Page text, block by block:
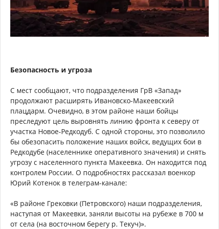
Безопасность и угроза
С мест сообщают, что подразделения ГрВ «Запад»
продолжают расширять Ивановско-Макеевский
плацдарм. Очевидно, в этом районе наши бойцы
преследуют цель выровнять линию фронта к северу от
участка Новое-Редкодуб. С одной стороны, это позволило
бы обезопасить положение наших войск, ведущих бои в
Редкодубе (населеннике оперативного значения) и снять
угрозу с населенного пункта Макеевка. Он находится под
контролем России. О подробностях рассказал военкор
Юрий Котенок в телеграм-канале:
«В районе Грековки (Петровского) наши подразделения,
наступая от Макеевки, заняли высоты на рубеже в 700 м
от села (на восточном берегу р. Текуч)».